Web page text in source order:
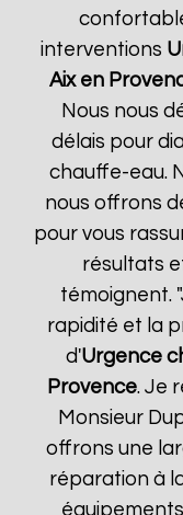
interventions
Aix en
Nous nous
délais pour
chauffe-eau.
nous offrons
pour vous
résultats
témoignent.
rapidité et la
d'Urgence
Provence. Je
Monsieur
offrons une
réparation à